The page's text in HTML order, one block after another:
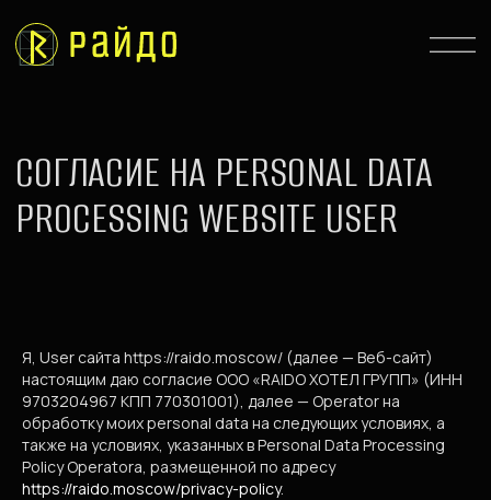
PROCESSING WEBSITE USER
Я, User сайта https://raido.moscow/ (далее — Веб-сайт)
настоящим даю согласие ООО «RAIDO ХОТЕЛ ГРУПП» (ИНН
9703204967 КПП 770301001), далее — Operator на
обработку моих personal data на следующих условиях, а
также на условиях, указанных в Personal Data Processing
Policy Operatorа, размещенной по адресу
https://raido.moscow/privacy-policy.